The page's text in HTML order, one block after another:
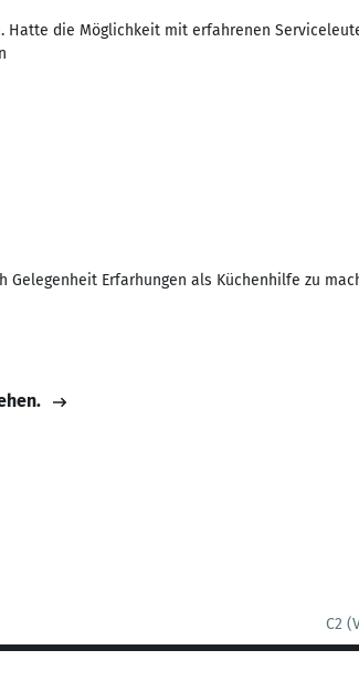
Hatte die Möglichkeit mit erfahrenen
Erfarhungen als Küchenhilfe zu
C2